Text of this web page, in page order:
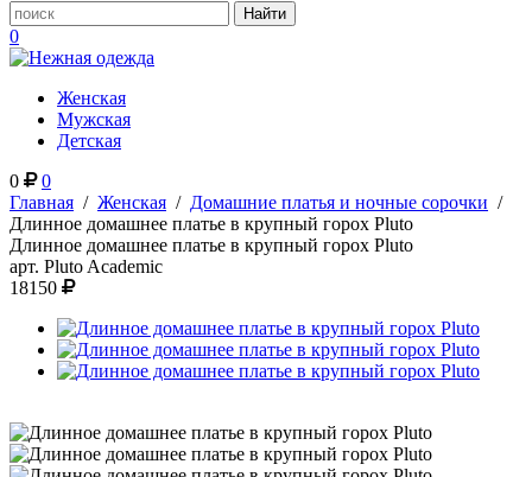
0
Женская
Мужская
Детская
0
0
Главная / Женская / Домашние платья и ночные сорочки /
Длинное домашнее платье в крупный горох Pluto
Длинное домашнее платье в крупный горох Pluto
арт. Pluto Academic
18150